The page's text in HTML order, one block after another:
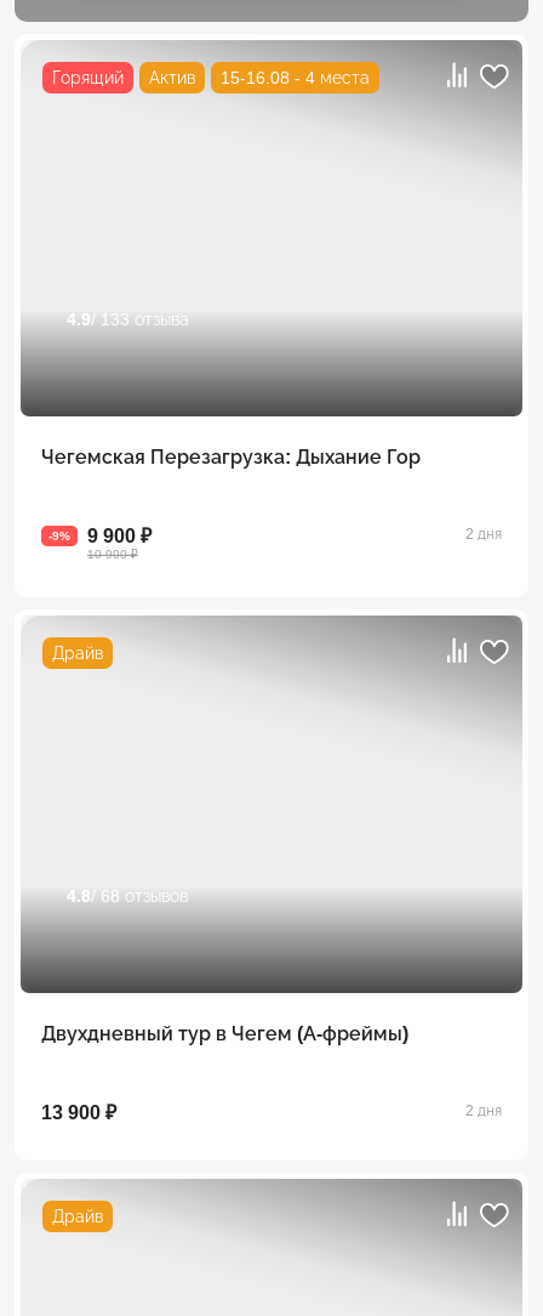
Горящий Актив 15-16.08 - 4 места
4.9/ 133 отзыва
Чегемская Перезагрузка: Дыхание Гор
-9% 9 900 ₽
10 900 ₽
2 дня
Драйв
4.8/ 68 отзывов
Двухдневный тур в Чегем (А-фреймы)
13 900 ₽ 2 дня
Драйв